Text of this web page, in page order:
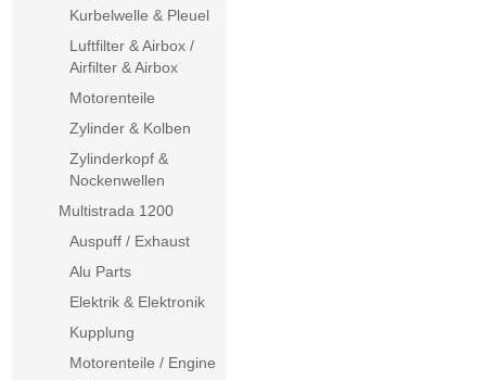
Kurbelwelle & Pleuel
Luftfilter & Airbox /
Airfilter & Airbox
Motorenteile
Zylinder & Kolben
Zylinderkopf &
Nockenwellen
Multistrada 1200
Auspuff / Exhaust
Alu Parts
Elektrik & Elektronik
Kupplung
Motorenteile / Engine